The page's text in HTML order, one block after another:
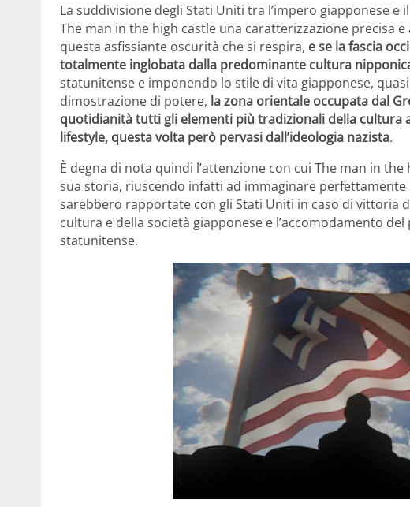
La suddivisione degli Stati Uniti tra l’impero giapponese
The man in the high castle una caratterizzazione precisa
questa asfissiante oscurità che si respira, e se la fascia
totalmente inglobata dalla predominante cultura
statunitense e imponendo lo stile di vita giapponese,
dimostrazione di potere, la zona orientale occupata dal
quotidianità tutti gli elementi più tradizionali della cultura
lifestyle, questa volta però pervasi dall’ideologia nazista.
È degna di nota quindi l’attenzione con cui The man in
sua storia, riuscendo infatti ad immaginare perfettamente
sarebbero rapportate con gli Stati Uniti in caso di vittoria
cultura e della società giapponese e l’accomodamento
statunitense.